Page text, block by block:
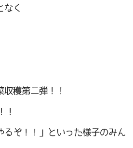
なく
穫第二弾！！
！
ぞ！！」といった様子のみん